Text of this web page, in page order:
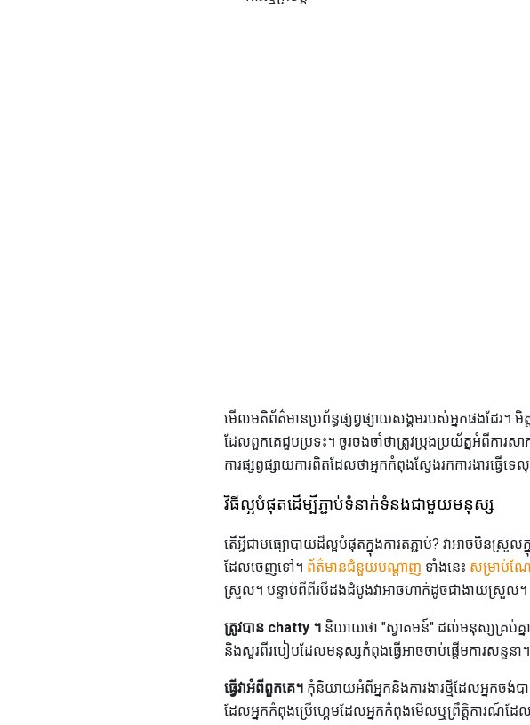
មើលមតិព័ត៌មានប្រព័ន្ធផ្សព្វផ្សាយសង្គមរបស់អ្នកផងដែរ។
ដែលពួកគេជួបប្រទះ។ ចូរចងចាំថាត្រូវប្រុងប្រយ័ត្នអំពីការស
ការផ្សព្វផ្សាយការពិតដែលថាអ្នកកំពុងស្វែងរកការងារធ្វ
វិធីល្អបំផុតដើម្បីភ្ជាប់ទំនាក់ទំនងជាមួយមនុស្ស
តើអ្វីជាមធ្យោបាយដ៏ល្អបំផុតក្នុងការតភ្ជាប់? វាអាចមិនស្
ដែលចេញទៅ។ ព័ត៌មានជំនួយបណ្តាញ ទាំងនេះ សម្រាប់ណែ
ស្រួល។ បន្ទាប់ពីពីរបីដងដំបូងវាអាចហាក់ដូចជាងាយស្រួល។
ត្រូវបាន chatty ។ និយាយថា "ស្វាគមន៍" ដល់មនុស្សគ្រប់គ្
និងសួរពីរបៀបដែលមនុស្សកំពុងធ្វើអាចចាប់ផ្ដើមការសន្ទនា។
ធ្វើវាអំពីពួកគេ។ កុំនិយាយអំពីអ្នកនិងការងារថ្មីដែលអ្នកចង់
ដែលអ្នកកំពុងប្រើហ្គេមដែលអ្នកកំពុងមើលឬព្រឹត្តិការណ៍ដែ